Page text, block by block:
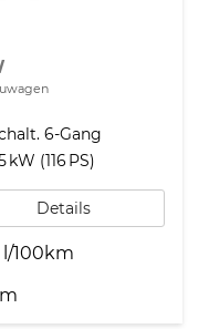
6-Gang
kW (116 PS)
Details
l/100km